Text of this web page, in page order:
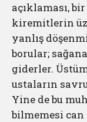
açıklaması,
kiremitlerin
yanlış
borular;
giderler.
ustaların
Yine de bu
bilmemesi can